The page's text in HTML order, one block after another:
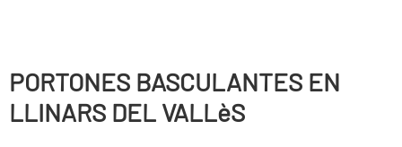
PORTONES BASCULANTES EN
LLINARS DEL VALLèS